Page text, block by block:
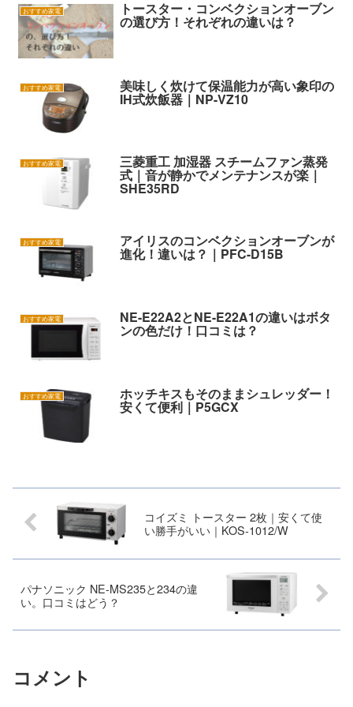
おすすめ家電 トースター・コンベクションオーブン
の選び方！それぞれの違いは？
おすすめ家電 美味しく炊けて保温能力が高い象印の
IH式炊飯器｜NP-VZ10
おすすめ家電 三菱重工 加湿器 スチームファン蒸発
式｜音が静かでメンテナンスが楽｜
SHE35RD
おすすめ家電 アイリスのコンベクションオーブンが
進化！違いは？｜PFC-D15B
おすすめ家電 NE-E22A2とNE-E22A1の違いはボタ
ンの色だけ！口コミは？
おすすめ家電 ホッチキスもそのままシュレッダー！
安くて便利｜P5GCX
コイズミ トースター 2枚｜安くて使
い勝手がいい｜KOS-1012/W
パナソニック NE-MS235と234の違
い。口コミはどう？
コメント